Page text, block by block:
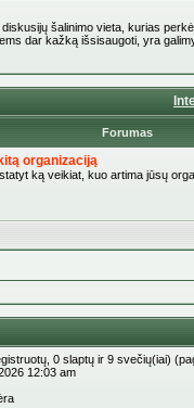
šalinimo vieta, kurias
dar kažką išsisaugoti, yra
Forumas
organizaciją
ką veikiat, kuo artima jūsų
0 slaptų ir 9 svečių(iai)
12:03 am